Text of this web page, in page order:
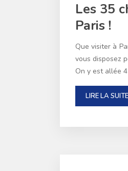
Les 35
Paris !
Que visiter à
vous disposez
On y est allée
LIRE LA SUITE